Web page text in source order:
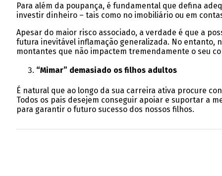
Para além da poupança, é fundamental que defina
investir dinheiro – tais como no imobiliário ou em
Apesar do maior risco associado, a verdade é que a
futura inevitável inflamação generalizada. No entanto,
montantes que não impactem tremendamente o seu
“Mimar” demasiado os filhos adultos
É natural que ao longo da sua carreira ativa procure
Todos os pais desejem conseguir apoiar e suportar a
para garantir o futuro sucesso dos nossos filhos.